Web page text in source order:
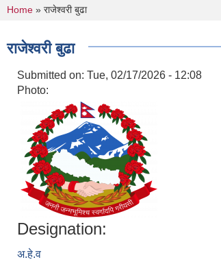
You are here
Home » राजेश्वरी बुढा
राजेश्वरी बुढा
Submitted on: Tue, 02/17/2026 - 12:08
Photo:
Designation:
अ.हे.व